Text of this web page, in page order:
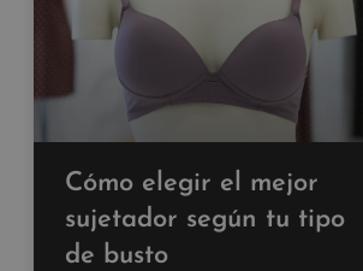
Cómo elegir el mejor
sujetador según tu tipo
de busto